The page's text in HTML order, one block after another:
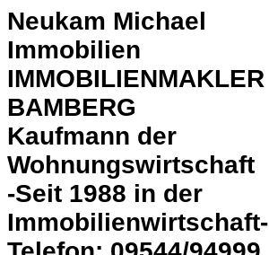
Neukam Michael
Immobilien
IMMOBILIENMAKLER
BAMBERG
Kaufmann der
Wohnungswirtschaft
-Seit 1988 in der
Immobilienwirtschaft-